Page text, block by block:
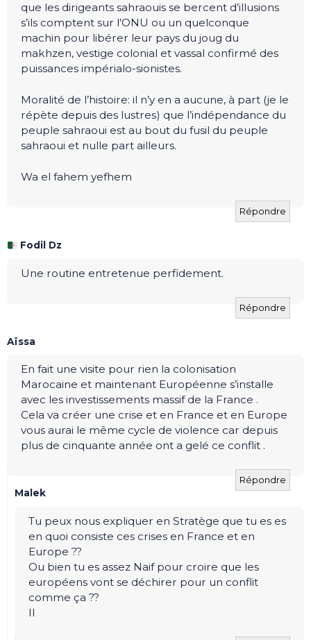
que les dirigeants sahraouis se bercent d’illusions
s’ils comptent sur l’ONU ou un quelconque
machin pour libérer leur pays du joug du
makhzen, vestige colonial et vassal confirmé des
puissances impérialo-sionistes.
Moralité de l’histoire: il n’y en a aucune, à part (je le
répète depuis des lustres) que l’indépendance du
peuple sahraoui est au bout du fusil du peuple
sahraoui et nulle part ailleurs.
Wa el fahem yefhem
Répondre
Fodil Dz
Une routine entretenue perfidement.
Répondre
Aïssa
En fait une visite pour rien la colonisation
Marocaine et maintenant Européenne s’installe
avec les investissements massif de la France .
Cela va créer une crise et en France et en Europe
vous aurai le même cycle de violence car depuis
plus de cinquante année ont a gelé ce conflit .
Répondre
Malek
Tu peux nous expliquer en Stratège que tu es es
en quoi consiste ces crises en France et en
Europe ??
Ou bien tu es assez Naif pour croire que les
européens vont se déchirer pour un conflit
comme ça ??
Il